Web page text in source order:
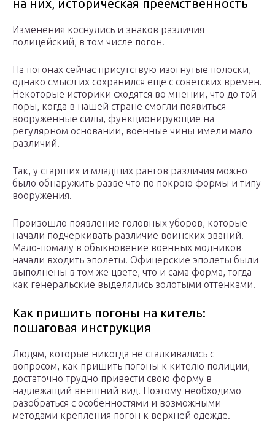
на них, историческая преемственность
Изменения коснулись и знаков различия
полицейский, в том числе погон.
На погонах сейчас присутствую изогнутые полоски,
однако смысл их сохранился еще с советских времен.
Некоторые историки сходятся во мнении, что до той
поры, когда в нашей стране смогли появиться
вооруженные силы, функционирующие на
регулярном основании, военные чины имели мало
различий.
Так, у старших и младших рангов различия можно
было обнаружить разве что по покрою формы и типу
вооружения.
Произошло появление головных уборов, которые
начали подчеркивать различие воинских званий.
Мало-помалу в обыкновение военных модников
начали входить эполеты. Офицерские эполеты были
выполнены в том же цвете, что и сама форма, тогда
как генеральские выделялись золотыми оттенками.
Как пришить погоны на китель:
пошаговая инструкция
Людям, которые никогда не сталкивались с
вопросом, как пришить погоны к кителю полиции,
достаточно трудно привести свою форму в
надлежащий внешний вид. Поэтому необходимо
разобраться с особенностями и возможными
методами крепления погон к верхней одежде.